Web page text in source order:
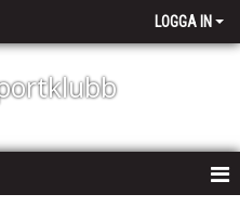
LOGGA IN